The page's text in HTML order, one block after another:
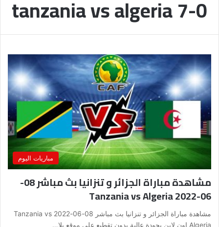
tanzania vs algeria 7-0
مباريات اليوم
مشاهدة مباراة الجزائر و تنزانيا بث مباشر 08-
06-2022 Tanzania vs Algeria
مشاهدة مباراة الجزائر و تنزانيا بث مباشر 08-06-2022 Tanzania vs
Algeria اون لاين بجودة عالية بدون تقطيع على موقع يلا…